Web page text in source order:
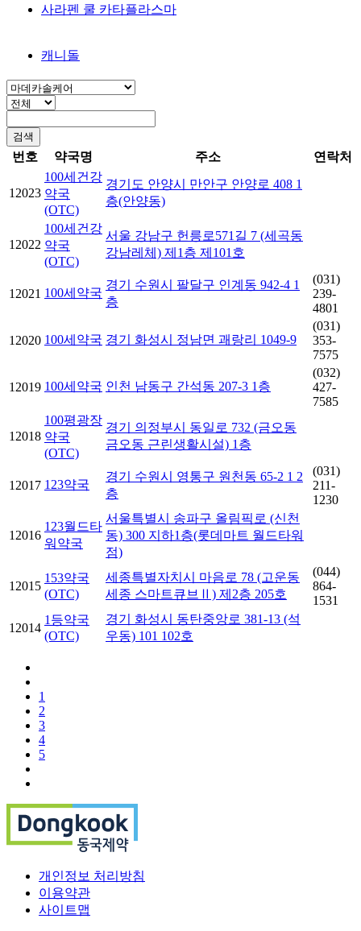
사라펜 쿨 카타플라스마
캐니돌
번호 약국명 주소 연락처
12023
100세건강
약국
(OTC)
경기도 안양시 만안구 안양로 408 1
층(안양동)
12022
100세건강
약국
(OTC)
서울 강남구 헌릉로571길 7 (세곡동
강남레체) 제1층 제101호
12021 100세약국
경기 수원시 팔달구 인계동 942-4 1
층
(031)
239-
4801
12020 100세약국 경기 화성시 정남면 괘랑리 1049-9
(031)
353-
7575
12019 100세약국 인천 남동구 간석동 207-3 1층
(032)
427-
7585
12018
100평광장
약국
(OTC)
경기 의정부시 동일로 732 (금오동
금오동 근린생활시설) 1층
12017 123약국
경기 수원시 영통구 원천동 65-2 1 2
층
(031)
211-
1230
12016
123월드타
워약국
서울특별시 송파구 올림픽로 (신천
동) 300 지하1층(롯데마트 월드타워
점)
12015
153약국
(OTC)
세종특별자치시 마음로 78 (고운동
세종 스마트큐브Ⅱ) 제2층 205호
(044)
864-
1531
12014
1등약국
(OTC)
경기 화성시 동탄중앙로 381-13 (석
우동) 101 102호
1
2
3
4
5
개인정보 처리방침
이용약관
사이트맵